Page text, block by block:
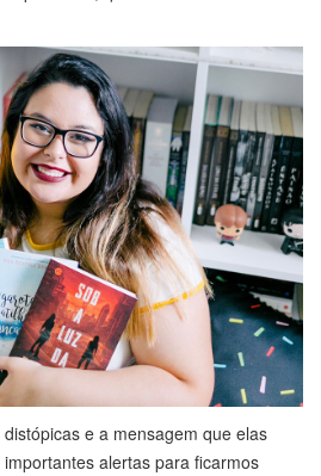
e a mensagem que elas
alertas para ficarmos